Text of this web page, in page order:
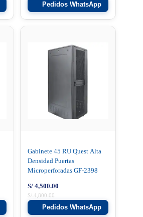
Pedidos WhatsApp
Gabinete 45 RU Quest Alta
Densidad Puertas
Microperforadas GF-2398
S/4,800.00
S/ 4,500.00
Pedidos WhatsApp